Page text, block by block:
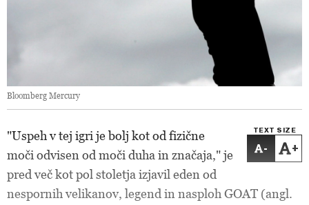
Bloomberg Mercury
TEXT SIZE
- +
"Uspeh v tej igri je bolj kot od fizične
moči odvisen od moči duha in značaja," je
pred več kot pol stoletja izjavil eden od
nespornih velikanov, legend in nasploh GOAT (angl.